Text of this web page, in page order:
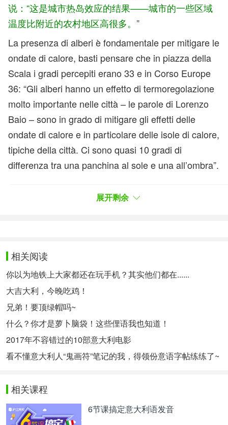
说：“这是城市热岛效应的结果——城市的一些区域
温度比附近的农村地区高很多。 ”
La presenza di alberi è fondamentale per mitigare le
ondate di calore, basti pensare che in piazza della
Scala i gradi percepiti erano 33 e in Corso Europe
36: “Gli alberi hanno un effetto di termoregolazione
molto importante nelle città – le parole di Lorenzo
Baio – sono in grado di mitigare gli effetti delle
ondate di calore e in particolare delle isole di calore,
tipiche della città. Ci sono quasi 10 gradi di
differenza tra una panchina al sole e una all’ombra”.
（Piazza della Scala），感受到的温度是33度，而
应。阳光下的长椅和阴凉处的长椅温度差将近10
度。”
Isole di calore e fasce più deboli della
popolazione
热岛效应和弱势群体
Nel suo intervento a ‘Lapresse’, il vicepresidente di
rappresentino dei seri rischi per le fasce più deboli
della popolazione:
展开剩余
相关阅读
你以为地铁上大家都还在玩手机？其实他们都在......
大吉大利，今晚吃鸡！
兄弟！要顶绿帽吗~
什么？你才是萝卜脑袋！这些俚语我也知道！
2017年不容错过的10部意大利电影
看不懂意大利人“鬼画符”笔记的我，得领份意语字帖练练了~
相关课程
6节课搞定意大利语发音